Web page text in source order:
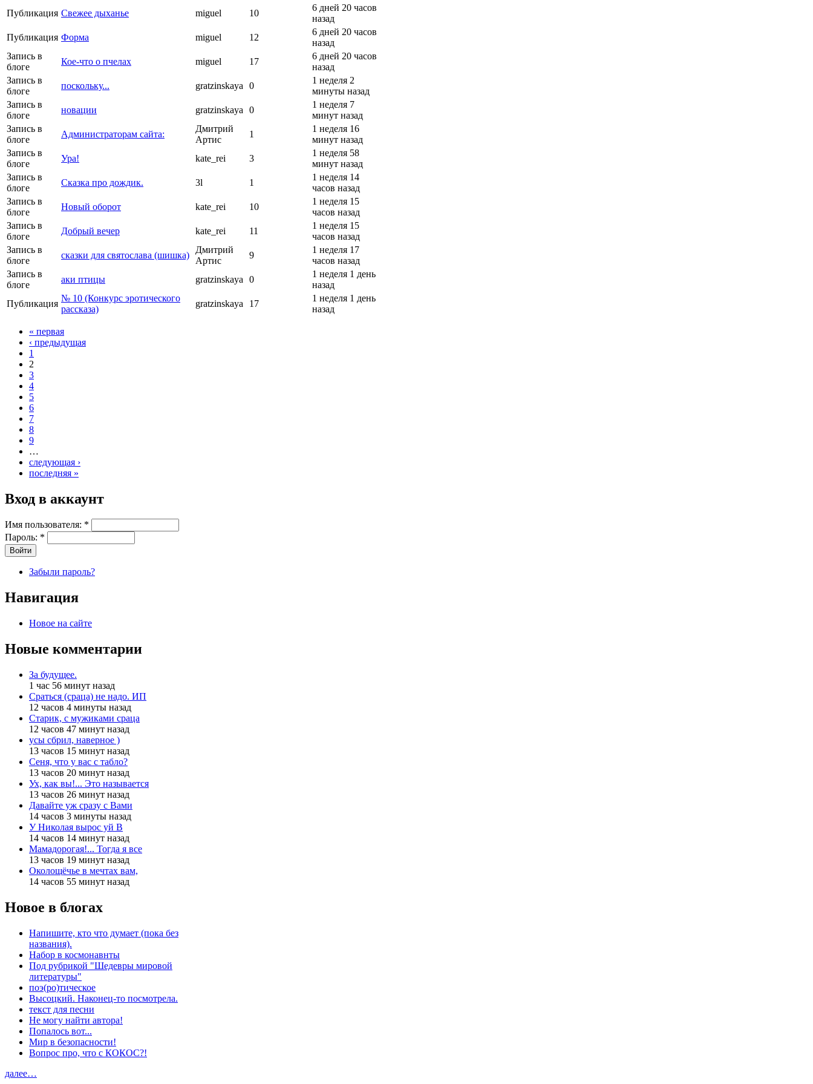
Публикация Свежее дыханье miguel 10
6 дней 20 часов
назад
Публикация Форма miguel 12
6 дней 20 часов
назад
Запись в
блоге
Кое-что о пчелах miguel 17
6 дней 20 часов
назад
Запись в
блоге
поскольку... gratzinskaya 0
1 неделя 2
минуты назад
Запись в
блоге
новации gratzinskaya 0
1 неделя 7
минут назад
Запись в
блоге
Администраторам сайта:
Дмитрий
Артис
1
1 неделя 16
минут назад
Запись в
блоге
Ура! kate_rei 3
1 неделя 58
минут назад
Запись в
блоге
Сказка про дождик. 3l 1
1 неделя 14
часов назад
Запись в
блоге
Новый оборот kate_rei 10
1 неделя 15
часов назад
Запись в
блоге
Добрый вечер kate_rei 11
1 неделя 15
часов назад
Запись в
блоге
сказки для святослава (шишка)
Дмитрий
Артис
9
1 неделя 17
часов назад
Запись в
блоге
аки птицы gratzinskaya 0
1 неделя 1 день
назад
Публикация
№ 10 (Конкурс эротического
рассказа)
gratzinskaya 17
1 неделя 1 день
назад
« первая
‹ предыдущая
1
2
3
4
5
6
7
8
9
…
следующая ›
последняя »
Вход в аккаунт
Имя пользователя: *
Пароль: *
Забыли пароль?
Навигация
Новое на сайте
Новые комментарии
За будущее.
1 час 56 минут назад
Сраться (сраца) не надо. ИП
12 часов 4 минуты назад
Старик, с мужиками сраца
12 часов 47 минут назад
усы сбрил, наверное )
13 часов 15 минут назад
Сеня, что у вас с табло?
13 часов 20 минут назад
Ух, как вы!... Это называется
13 часов 26 минут назад
Давайте уж сразу с Вами
14 часов 3 минуты назад
У Николая вырос уй В
14 часов 14 минут назад
Мамадорогая!... Тогда я все
13 часов 19 минут назад
Околощёчье в мечтах вам,
14 часов 55 минут назад
Новое в блогах
Напишите, кто что думает (пока без
названия).
Набор в космонавнты
Под рубрикой "Шедевры мировой
литературы"
поэ(ро)тическое
Высоцкий. Наконец-то посмотрела.
текст для песни
Не могу найти автора!
Попалось вот...
Мир в безопасности!
Вопрос про, что с КОКОС?!
далее…